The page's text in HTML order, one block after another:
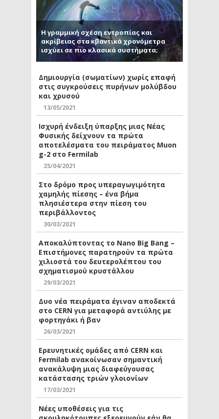
Η γραμμική σχέση εντροπίας και
ακρίβειας στα κβαντικά χρονόμετρα
ισχύει σε πιο κλασικά συστήματα;
Δημιουργία (σωματίων) χωρίς επαφή
στις συγκρούσεις πυρήνων μολύβδου
και χρυσού
13/05/2021
Ισχυρή ένδειξη ύπαρξης μιας Νέας
Φυσικής δείχνουν τα πρώτα
αποτελέσματα του πειράματος Muon
g-2 στο Fermilab
25/04/2021
Στο δρόμο προς υπεραγωγιμότητα
χαμηλής πίεσης – ένα βήμα
πλησιέστερα στην πίεση του
περιβάλλοντος
30/03/2021
Αποκαλύπτοντας το Nano Big Bang –
Επιστήμονες παρατηρούν τα πρώτα
χιλιοστά του δευτερολέπτου του
σχηματισμού κρυστάλλου
29/03/2021
Δυο νέα πειράματα έγιναν αποδεκτά
στο CERN για μεταφορά αντιύλης με
φορτηγάκι ή βαν
26/03/2021
Ερευνητικές ομάδες από CERN και
Fermilab ανακοίνωσαν σημαντική
ανακάλυψη μιας διαφεύγουσας
κατάστασης τριών γλοιονίων
17/03/2021
Νέες υποθέσεις για τις